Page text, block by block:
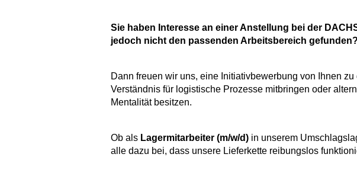
Sie haben Interesse an einer Anstellung bei der
jedoch nicht den passenden Arbeitsbereich gefunden?
Dann freuen wir uns, eine Initiativbewerbung von Ihnen
Verständnis für logistische Prozesse mitbringen oder
Mentalität besitzen.
Ob als Lagermitarbeiter (m/w/d) in unserem
alle dazu bei, dass unsere Lieferkette reibungslos